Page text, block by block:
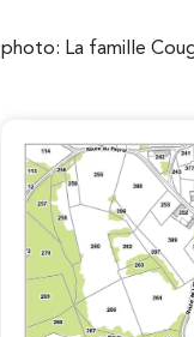
photo: La famille